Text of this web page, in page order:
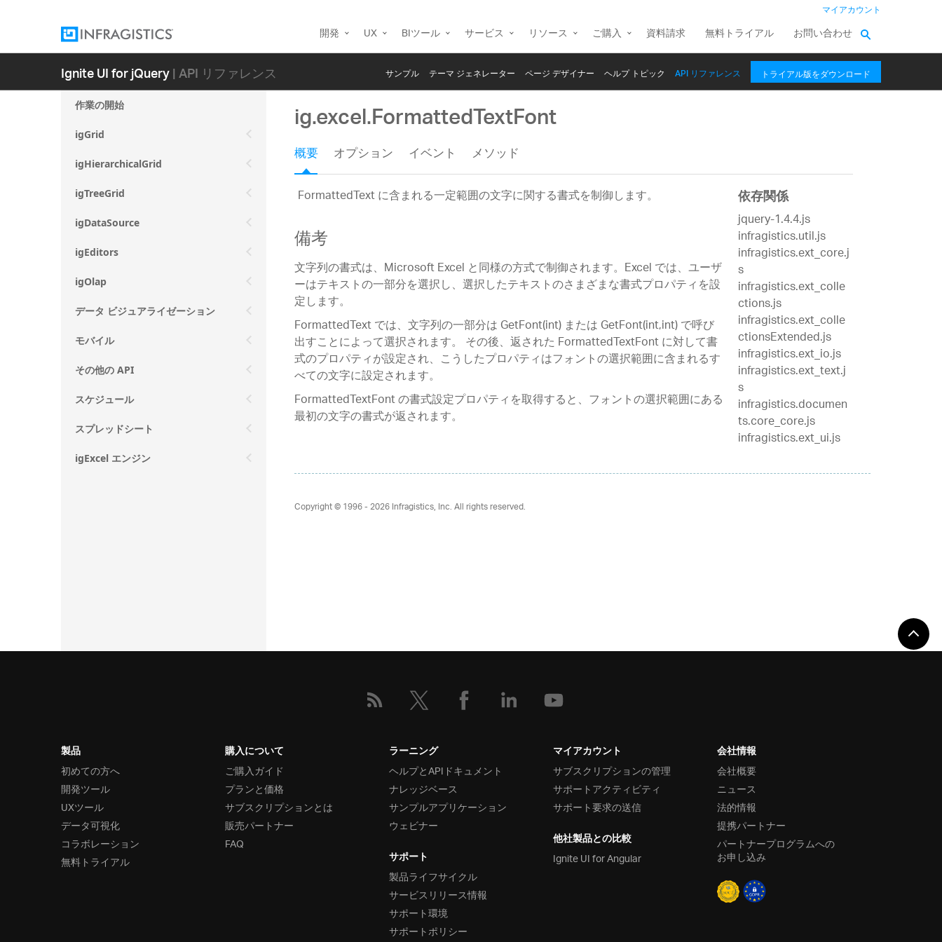
マイアカウント
開発 UX BIツール サービス リソース ご購入 資料請求 無料トライアル お問い合わせ
Ignite UI for jQuery| API リファレンス サンプル テーマ ジェネレーター ページ デザイナー ヘルプ トピック API リファレンス トライアル版をダウンロード
作業の開始
igGrid
igHierarchicalGrid
igTreeGrid
igDataSource
igEditors
igOlap
データ ビジュアライゼーション
モバイル
その他の API
スケジュール
スプレッドシート
igExcel エンジン
ig.excel.FormattedTextFont
概要 オプション イベント メソッド
FormattedText に含まれる一定範囲の文字に関する書式を制御します。
備考
文字列の書式は、Microsoft Excel と同様の方式で制御されます。Excel では、ユーザ
ーはテキストの一部分を選択し、選択したテキストのさまざまな書式プロパティを設
定します。
FormattedText では、文字列の一部分は GetFont(int) または GetFont(int,int) で呼び
出すことによって選択されます。 その後、返された FormattedTextFont に対して書
式のプロパティが設定され、こうしたプロパティはフォントの選択範囲に含まれるす
べての文字に設定されます。
FormattedTextFont の書式設定プロパティを取得すると、フォントの選択範囲にある
最初の文字の書式が返されます。
依存関係
jquery-1.4.4.js
infragistics.util.js
infragistics.ext_core.j
s
infragistics.ext_colle
ctions.js
infragistics.ext_colle
ctionsExtended.js
infragistics.ext_io.js
infragistics.ext_text.j
s
infragistics.documen
ts.core_core.js
infragistics.ext_ui.js
Copyright © 1996 - 2026Infragistics, Inc. All rights reserved.
製品
初めての方へ
開発ツール
UXツール
データ可視化
コラボレーション
無料トライアル
購入について
ご購入ガイド
プランと価格
サブスクリプションとは
販売パートナー
FAQ
ラーニング
ヘルプとAPIドキュメント
ナレッジベース
サンプルアプリケーション
ウェビナー
サポート
製品ライフサイクル
サービスリリース情報
サポート環境
サポートポリシー
マイアカウント
サブスクリプションの管理
サポートアクティビティ
サポート要求の送信
他社製品との比較
Ignite UI for Angular
会社情報
会社概要
ニュース
法的情報
提携パートナー
パートナープログラムへの
お申し込み